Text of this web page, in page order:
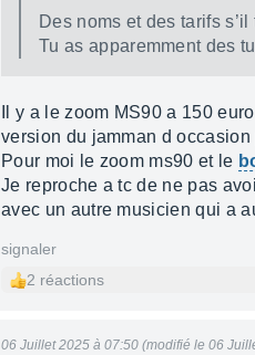
Des noms et des tarifs
Tu as apparemment des
Il y a le zoom MS90 a 150
version du jamman d
Pour moi le zoom ms90 et le
Je reproche a tc de ne pas
avec un autre musicien qui a
signaler
2 réactions
06 Juillet 2025 à 07:50 (modifié le 06